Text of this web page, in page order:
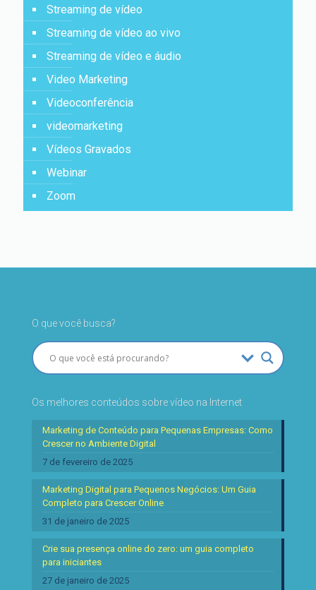
Streaming de vídeo
Streaming de vídeo ao vivo
Streaming de vídeo e áudio
Video Marketing
Videoconferência
videomarketing
Vídeos Gravados
Webinar
Zoom
O que você busca?
Os melhores conteúdos sobre vídeo na Internet
Marketing de Conteúdo para Pequenas Empresas: Como
Crescer no Ambiente Digital
7 de fevereiro de 2025
Marketing Digital para Pequenos Negócios: Um Guia
Completo para Crescer Online
31 de janeiro de 2025
Crie sua presença online do zero: um guia completo
para iniciantes
27 de janeiro de 2025